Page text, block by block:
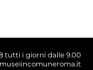
tutti i giorni dalle 9.00